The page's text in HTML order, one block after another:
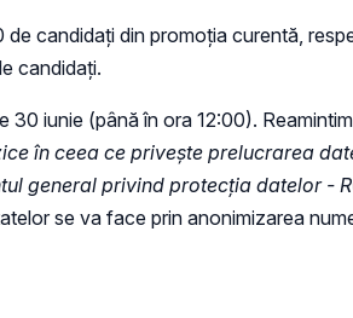
candidați din promoția curentă,
candidați.
iunie (până în ora 12:00).
în ceea ce privește prelucrarea
general privind protecția datelor -
se va face prin anonimizarea